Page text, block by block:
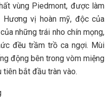
vùng Piedmont, được làm
vị hoàn mỹ, độc của
những trái nho chín mọng,
đều trầm trồ ca ngợi. Mùi
động bên trong vòm miệng
tiên bắt đầu tràn vào.